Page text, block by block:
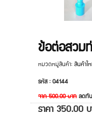
ข้อต่อสวม
หมวดหมู่สินค้า: สินค้าใ
รหัส : 04144
จาก500.00บาท ลดทั
ราคา 350.00